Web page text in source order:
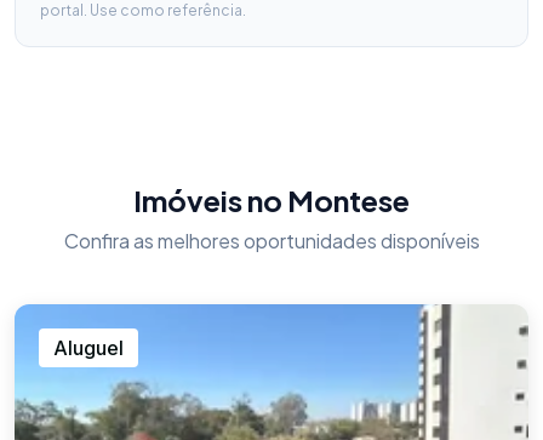
portal. Use como referência.
Imóveis no Montese
Confira as melhores oportunidades disponíveis
Aluguel